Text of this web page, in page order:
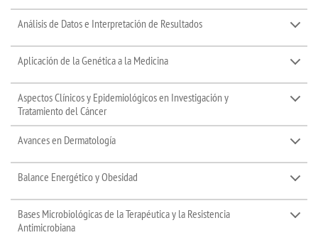
Análisis de Datos e Interpretación de Resultados
Aplicación de la Genética a la Medicina
Aspectos Clínicos y Epidemiológicos en Investigación y
Tratamiento del Cáncer
Avances en Dermatología
Balance Energético y Obesidad
Bases Microbiológicas de la Terapéutica y la Resistencia
Antimicrobiana